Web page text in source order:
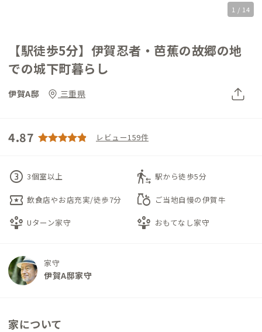
1 / 14
【駅徒歩5分】伊賀忍者・芭蕉の故郷の地
での城下町暮らし
伊賀A邸 三重県
4.87 レビュー159件
counter_3 3個室以上 transfer_within_a_station 駅から徒歩5分
local_activity 飲食店やお店充実/徒歩7分 grocery ご当地自慢の伊賀牛
person_play Uターン家守 person_play おもてなし家守
家守
伊賀A邸家守
家について